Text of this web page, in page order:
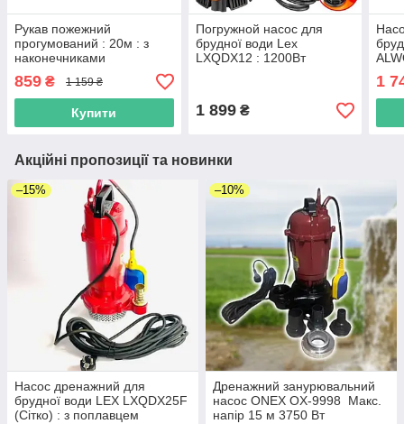
Рукав пожежний
прогумований : 20м : з
наконечниками
859 ₴ 1 159 ₴
Купити
Погружной насос для
брудної води Lex
LXQDX12 : 1200Вт
1 899₴
1
Акційні пропозиції та новинки
–15%
Насос дренажний для
брудної води LEX LXQDX25F
(Сітко) : з поплавцем
–10%
Дренажний занурювальний
насос ONEX OX-9998 Макс.
напір 15 м 3750 Вт